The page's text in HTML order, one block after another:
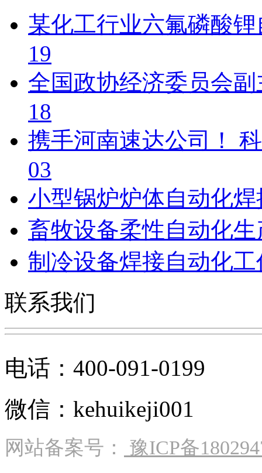
某化工行业六氟磷酸
19
全国政协经济委员会
18
携手河南速达公司！
03
小型锅炉炉体自动化
畜牧设备柔性自动化生
制冷设备焊接自动化工
联系我们
电话：400-091-0199
微信：kehuikeji001
网站备案号： 豫ICP备